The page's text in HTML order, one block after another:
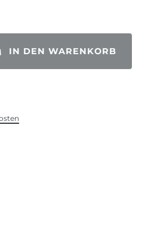
IN DEN WARENKORB